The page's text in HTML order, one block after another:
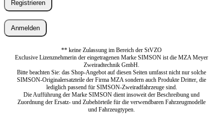
Registrieren
Anmelden
** keine Zulassung im Bereich der StVZO
Exclusive Lizenznehmerin der eingetragenen Marke SIMSON ist die MZA Meyer
Zweiradtechnik GmbH.
Bitte beachten Sie: das Shop-Angebot auf diesen Seiten umfasst nicht nur solche
SIMSON-Originalersatzteile der Firma MZA sondern auch Produkte Dritter, die
lediglich passend für SIMSON-Zweiradfahrzeuge sind.
Die Aufführung der Marke SIMSON dient insoweit der Beschreibung und
Zuordnung der Ersatz- und Zubehörteile für die verwendbaren Fahrzeugmodelle
und Fahrzeugtypen.